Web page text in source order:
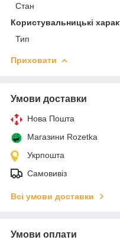
Стан
Користувальницькі
Тип
Приховати
Умови доставки
Нова Пошта
Магазини Rozetka
Укрпошта
Самовивіз
Всі умови доставки
Умови оплати